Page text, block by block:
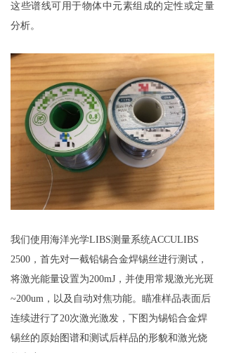
这些谱线可用于物体中元素组成的定性或定量
分析。
我们使用海洋光学LIBS测量系统ACCULIBS
2500，首先对一截铅锡合金焊锡丝进行测试，
将激光能量设置为200mJ，并使用常规激光光斑
~200um，以及自动对焦功能。瞄准样品表面后
连续进行了20次激光激发，下图为锡铅合金焊
锡丝的原始图谱和测试后样品的形貌和激光烧